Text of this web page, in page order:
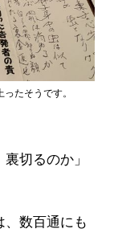
たそうです。
切るのか」
、数百通にも